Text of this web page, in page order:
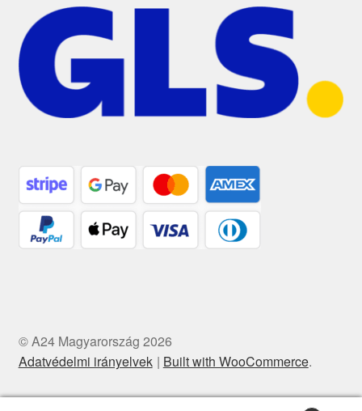
© A24 Magyarország 2026
Adatvédelmi irányelvek
Built with WooCommerce.